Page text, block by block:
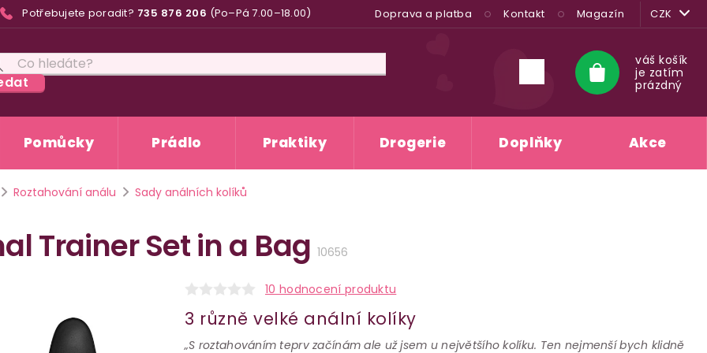
Potřebujete poradit? 735 876 206 (Po–Pá 7.00–18.00) Doprava a platba Kontakt Magazín CZK
Nákupní
košík
váš košík
je zatím
prázdný
Pomůcky Prádlo Praktiky Drogerie Doplňky Akce
Roztahování análu Sady análních kolíků
Trainer Set in a Bag 10656
10 hodnocení produktu
3 různě velké anální kolíky
„S roztahováním teprv začínám ale už jsem u největšího kolíku. Ten nejmenší bych klidně